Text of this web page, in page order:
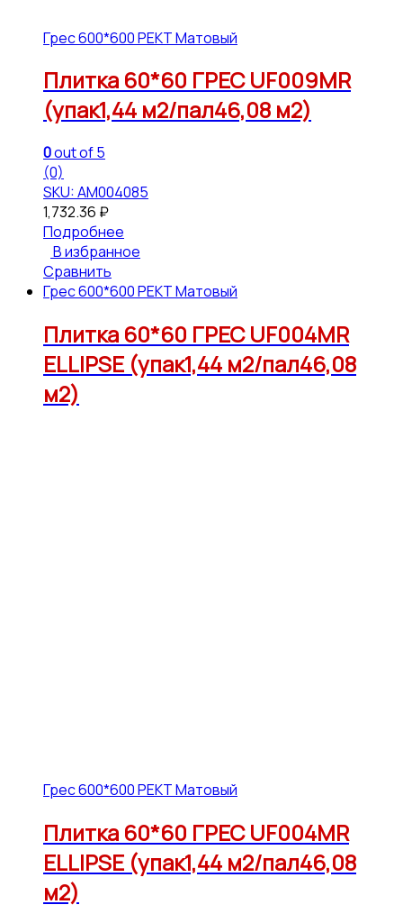
Грес 600*600 РЕКТ Матовый
Плитка 60*60 ГРЕС UF009MR
(упак1,44 м2/пал46,08 м2)
0out of 5
(0)
SKU: АМ004085
1,732.36 ₽
Подробнее
В избранное
Сравнить
Грес 600*600 РЕКТ Матовый
Плитка 60*60 ГРЕС UF004MR
ELLIPSE (упак1,44 м2/пал46,08
м2)
Грес 600*600 РЕКТ Матовый
Плитка 60*60 ГРЕС UF004MR
ELLIPSE (упак1,44 м2/пал46,08
м2)